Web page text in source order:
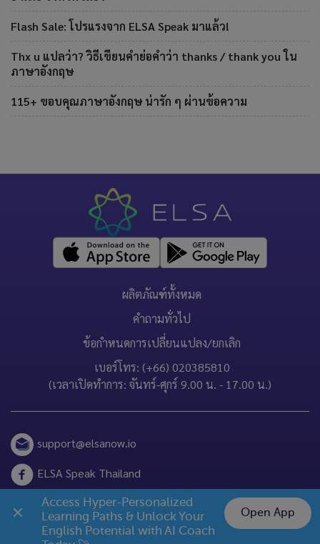
Flash Sale: โปรแรงจาก ELSA Speak มาแล้ว!
Thx u แปลว่า? วิธีเขียนคำย่อคำว่า thanks / thank you ใน
ภาษาอังกฤษ
115+ ขอบคุณภาษาอังกฤษ น่ารัก ๆ ผ่านข้อความ
ผลิตภัณฑ์ทั้งหมด
คำถามทั่วไป
ข้อกำหนดการเปลี่ยนแปลง/ยกเลิก
เบอร์โทร: (+66) 020385810
(เวลาเปิดทำการ: จันทร์-ศุกร์ 9.00 น. - 17.00 น.)
support@elsanow.io
ELSA Speak Thailand
Channel ID: @elsaspeak
139 Old Orchard Dr, Los Gatos, CA 95032Chat on LINE
Access Hyper-Personalized
Learning Paths & Unlock Your
English Potential with AI Coach
Open App